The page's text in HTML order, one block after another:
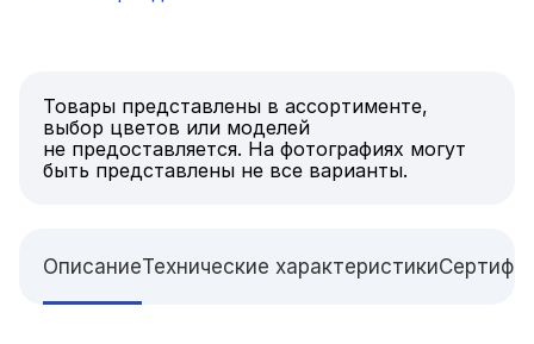
Товары представлены в ассортименте,
выбор цветов или моделей
не предоставляется. На фотографиях могут
быть представлены не все варианты.
ОписаниеТехнические характеристики